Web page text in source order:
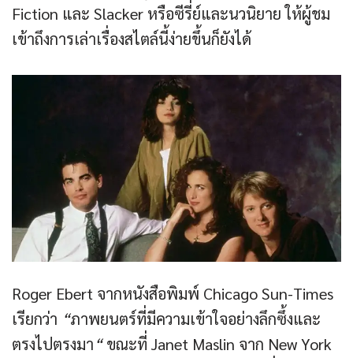
Fiction และ Slacker หรือซีรี่ย์และนวนิยาย ให้ผู้ชม
เข้าถึงการเล่าเรื่องสไตล์นี้ง่ายขึ้นก็ยังได้
Roger Ebert จากหนังสือพิมพ์ Chicago Sun-Times
เรียกว่า “ภาพยนตร์ที่มีความเข้าใจอย่างลึกซึ้งและ
ตรงไปตรงมา“ขณะที่ Janet Maslin จาก New York